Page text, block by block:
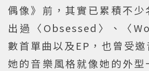
偶像》前，其實已累積不少
出過〈Obsessed〉、〈
數首單曲以及EP，也曾受邀
她的音樂風格就像她的外型